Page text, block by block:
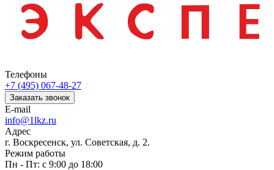
Телефоны
+7 (495) 067-48-27
Заказать звонок
E-mail
info@1lkz.ru
Адрес
г. Воскресенск, ул. Советская, д. 2.
Режим работы
Пн - Пт: с 9:00 до 18:00